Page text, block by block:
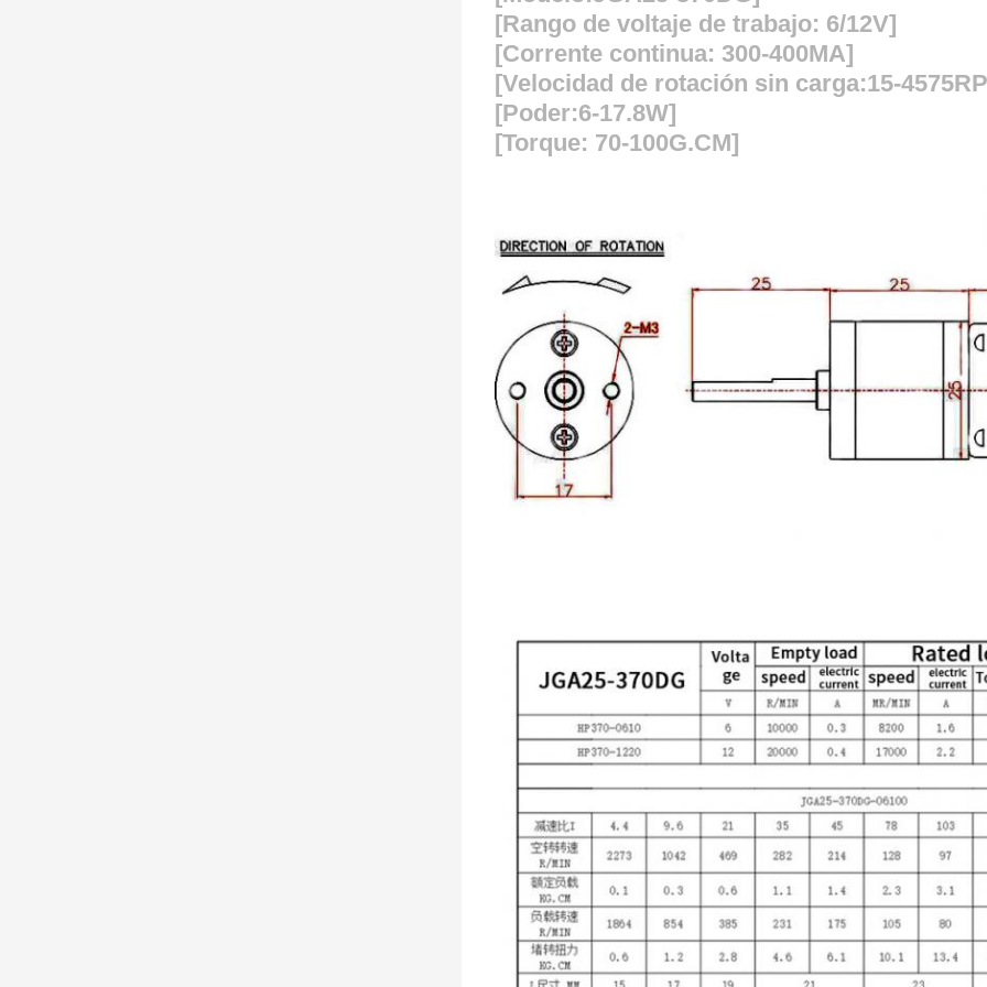
[Rango de voltaje de trabajo: 6/12V]
[Corrente continua: 300-400MA]
[Velocidad de rotación sin carga:15-
[Poder:6-17.8W]
[Torque: 70-100G.CM]